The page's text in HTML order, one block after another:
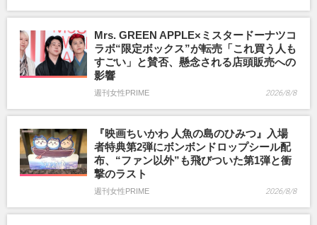
Mrs. GREEN APPLE×ミスタードーナツコ
ラボ“限定ボックス”が転売「これ買う人も
すごい」と賛否、懸念される店頭販売への
影響
週刊女性PRIME 2026/8/8
『映画ちいかわ 人魚の島のひみつ』入場
者特典第2弾にボンボンドロップシール配
布、“ファン以外”も飛びついた第1弾と衝
撃のラスト
週刊女性PRIME 2026/8/8